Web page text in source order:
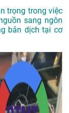
trọng trong việc
sang ngôn
bản dịch tại cơ